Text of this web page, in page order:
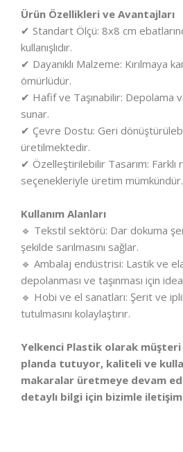
Ürün Özellikleri ve Avantajları
✔ Standart Ölçü: 8x8 cm
kullanışlıdır.
✔ Dayanıklı Malzeme: Kırılmaya
ömürlüdür.
✔ Hafif ve Taşınabilir: Depolama
sunar.
✔ Çevre Dostu: Geri
üretilmektedir.
✔ Özelleştirilebilir Tasarım: Farklı
seçenekleriyle üretim mümkündür.
Kullanım Alanları
🔹 Tekstil sektörü: Dar dokuma
şekilde sarılmasını sağlar.
🔹 Ambalaj endüstrisi: Lastik ve
depolanması ve taşınması için
🔹 Hobi ve el sanatları: Şerit ve
tutulmasını kolaylaştırır.
Yelkenci Plastik olarak
planda tutuyor, kaliteli ve
makaralar üretmeye devam
detaylı bilgi için bizimle